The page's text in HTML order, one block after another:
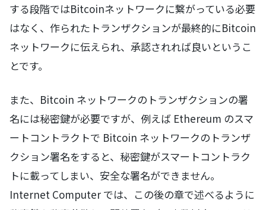
する段階ではBitcoinネットワークに繋がっている必要
はなく、作られたトランザクションが最終的にBitcoin
ネットワークに伝えられ、承認されれば良いというこ
とです。
また、Bitcoin ネットワークのトランザクションの署
名には秘密鍵が必要ですが、例えば Ethereum のスマ
ートコントラクトで Bitcoin ネットワークのトランザ
クション署名をすると、秘密鍵がスマートコントラク
トに載ってしまい、安全な署名ができません。
Internet Computer では、この後の章で述べるように